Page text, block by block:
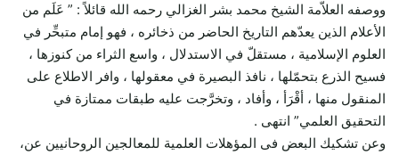
ووصفه العلاّمة الشيخ محمد بشر الغزالي رحمه الله قائلاً : ” عَلَم من
الأعلام الذين يعدّهم التاريخ الحاضر من ذخائره ، فهو إمام متبحِّر في
العلوم الإسلامية ، مستقلّ في الاستدلال ، واسع الثراء من كنوزها ،
فسيح الذرع بتحمّلها ، نافذ البصيرة في معقولها ، وافر الاطلاع على
المنقول منها ، أقْرَأ ، وأفاد ، وتخرَّجت عليه طبقات ممتازة في
التحقيق العلمي” انتهى .
وعن تشكيك البعض فى المؤهلات العلمية للمعالجين الروحانيين عن،